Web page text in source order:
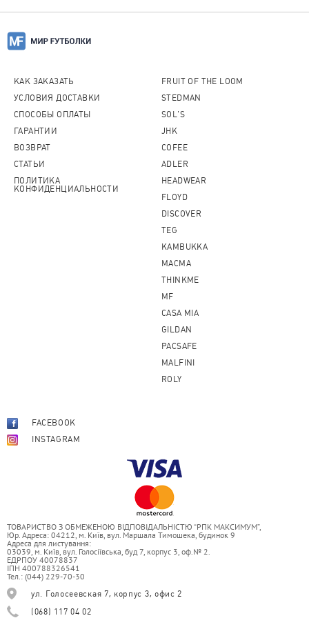
КАК ЗАКАЗАТЬ
УСЛОВИЯ ДОСТАВКИ
СПОСОБЫ ОПЛАТЫ
ГАРАНТИИ
ВОЗВРАТ
СТАТЬИ
ПОЛИТИКА
КОНФИДЕНЦИАЛЬНОСТИ
FRUIT OF THE LOOM
STEDMAN
SOL'S
JHK
COFEE
ADLER
HEADWEAR
FLOYD
DISCOVER
TEG
KAMBUKKA
MACMA
THINKME
MF
CASA MIA
GILDAN
PACSAFE
MALFINI
ROLY
FACEBOOK
INSTAGRAM
ТОВАРИСТВО З ОБМЕЖЕНОЮ ВІДПОВІДАЛЬНІСТЮ “РПК МАКСИМУМ”,
Юр. Адреса: 04212, м. Київ, вул. Маршала Тимошека, будинок 9
Адреса для листування:
03039, м. Київ, вул. Голосіївська, буд 7, корпус 3, оф.№ 2.
ЕДРПОУ 40078837
ІПН 400788326541
Тел.: (044) 229-70-30
ул. Голосеевская 7, корпус 3, офис 2
(068) 117 04 02